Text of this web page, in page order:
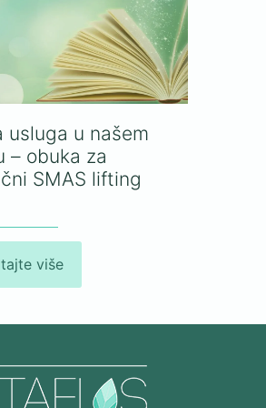
usluga u našem
– obuka za
SMAS lifting
više